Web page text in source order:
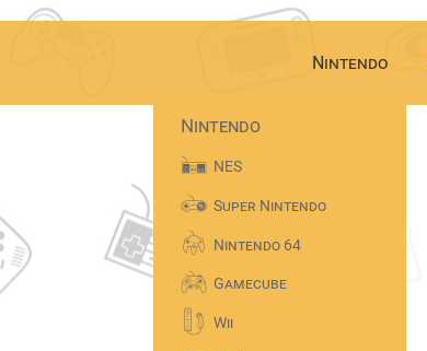
Nintendo
Nintendo
NES
Super Nintendo
Nintendo 64
Gamecube
Wii